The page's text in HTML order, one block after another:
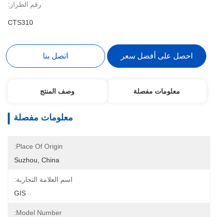
رقم الطراز:
CTS310
احصل على أفضل سعر اتصل بنا
معلومات مفصلة وصف المنتج
معلومات مفصلة
Place Of Origin:
Suzhou, China
اسم العلامة التجارية:
GIS
Model Number: